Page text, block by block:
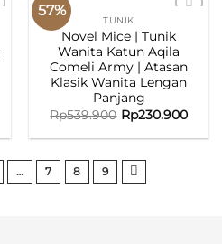
57%
ADD TO
WISHLIST
TUNIK
Novel Mice | Tunik
Wanita Katun Aqila
Comeli Army | Atasan
Klasik Wanita Lengan
Panjang
Rp539.900 Rp230.900
… 7 8 9